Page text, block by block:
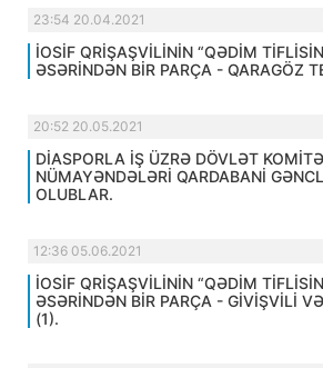
23:54 20.04.2021
İOSİF QRİŞAŞVİLİNİN “QƏDİM
ƏSƏRİNDƏN BİR PARÇA - QARAGÖZ
20:52 20.05.2021
DİASPORLA İŞ ÜZRƏ DÖVLƏT
NÜMAYƏNDƏLƏRİ QARDABANİ
OLUBLAR.
12:36 05.06.2021
İOSİF QRİŞAŞVİLİNİN “QƏDİM
ƏSƏRİNDƏN BİR PARÇA - GİVİŞVİLİ
(1).